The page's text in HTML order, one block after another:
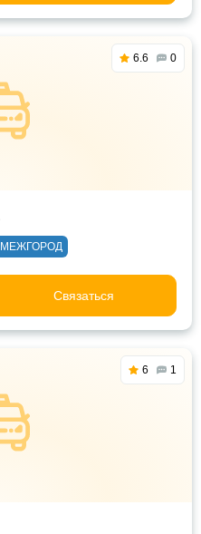
6.6 0
МЕЖГОРОД
Связаться
6 1